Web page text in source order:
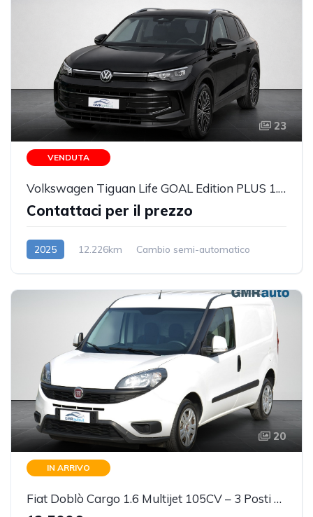
23
VENDUTA
Volkswagen Tiguan Life GOAL Edition PLUS 1.5 eTSI 130 CV DSG GANCIO TRAINO A SCOMPARSA
Contattaci per il prezzo
2025 12.226km
Cambio semi-automatico
20
IN ARRIVO
Fiat Doblò Cargo 1.6 Multijet 105CV – 3 Posti – 2023 – 68.983 km PREZZO REALE